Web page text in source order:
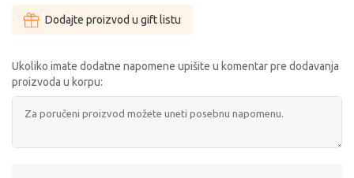
Dodajte proizvod u gift listu
Ukoliko imate dodatne napomene upišite u komentar pre dodavanja
proizvoda u korpu: